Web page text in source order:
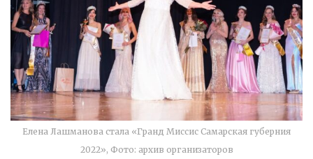
Елена Лашманова стала «Гранд Миссис Самарская губерния
2022», Фото: архив организаторов